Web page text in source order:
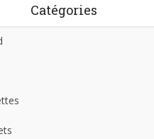
Catégories